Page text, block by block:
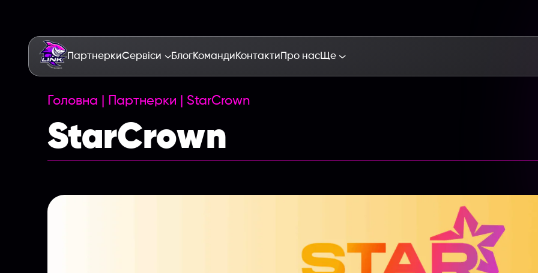
ПартнеркиСервіси БлогКоманди КонтактиПро насЩе
Головна Партнерки StarCrown
StarCrown